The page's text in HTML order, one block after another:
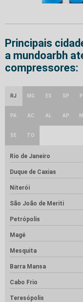
Principais
a mundoarbh
compressores:
RJ MG ES SP
PA AC AL AP
SE TO
Rio de Janeiro
Duque de Caxias
Niterói
São João de Meriti
Petrópolis
Magé
Mesquita
Barra Mansa
Cabo Frio
Teresópolis